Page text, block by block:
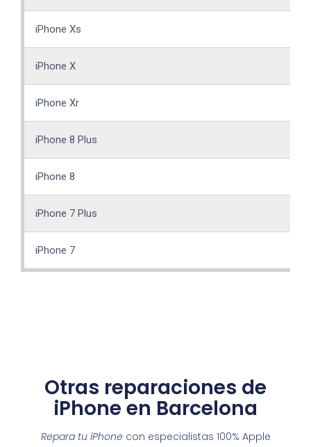
iPhone Xs
iPhone X
iPhone Xr
iPhone 8 Plus
iPhone 8
iPhone 7 Plus
iPhone 7
Otras reparaciones de
iPhone en Barcelona
Repara tu iPhone con especialistas 100% Apple